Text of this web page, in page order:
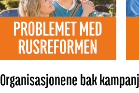
Organisasjonene bak